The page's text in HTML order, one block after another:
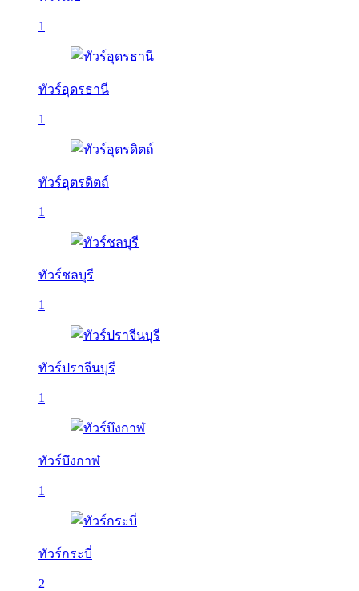
1
ทัวร์อุดรธานี
1
ทัวร์อุตรดิตถ์
1
ทัวร์ชลบุรี
1
ทัวร์ปราจีนบุรี
1
ทัวร์บึงกาฬ
1
ทัวร์กระบี่
2